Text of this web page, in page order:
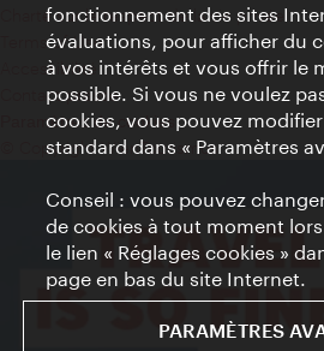
Charte sur le respect de la vie privée
Terms of Use
Accessibilité
Contact presse
Paramètres de cookies
© Copyright WienTourismus
fonctionnement des sites
évaluations, pour afficher du
à vos intérêts et vous offrir le
possible. Si vous ne voulez
cookies, vous pouvez
standard dans « Paramètres
Conseil : vous pouvez
de cookies à tout moment
le lien « Réglages cookies »
page en bas du site Internet.
PARAMÈTRES